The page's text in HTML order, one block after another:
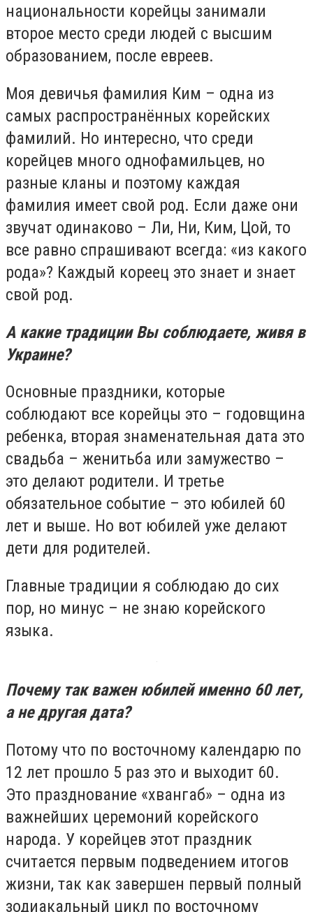
национальности корейцы занимали
второе место среди людей с высшим
образованием, после евреев.
Моя девичья фамилия Ким – одна из
самых распространённых корейских
фамилий. Но интересно, что среди
корейцев много однофамильцев, но
разные кланы и поэтому каждая
фамилия имеет свой род. Если даже они
звучат одинаково – Ли, Ни, Ким, Цой, то
все равно спрашивают всегда: «из какого
рода»? Каждый кореец это знает и знает
свой род.
А какие традиции Вы соблюдаете, живя в
Украине?
Основные праздники, которые
соблюдают все корейцы это – годовщина
ребенка, вторая знаменательная дата это
свадьба – женитьба или замужество –
это делают родители. И третье
обязательное событие – это юбилей 60
лет и выше. Но вот юбилей уже делают
дети для родителей.
Главные традиции я соблюдаю до сих
пор, но минус – не знаю корейского
языка.
Почему так важен юбилей именно 60 лет,
а не другая дата?
Потому что по восточному календарю по
12 лет прошло 5 раз это и выходит 60.
Это празднование «хвангаб» – одна из
важнейших церемоний корейского
народа. У корейцев этот праздник
считается первым подведением итогов
жизни, так как завершен первый полный
зодиакальный цикл по восточному